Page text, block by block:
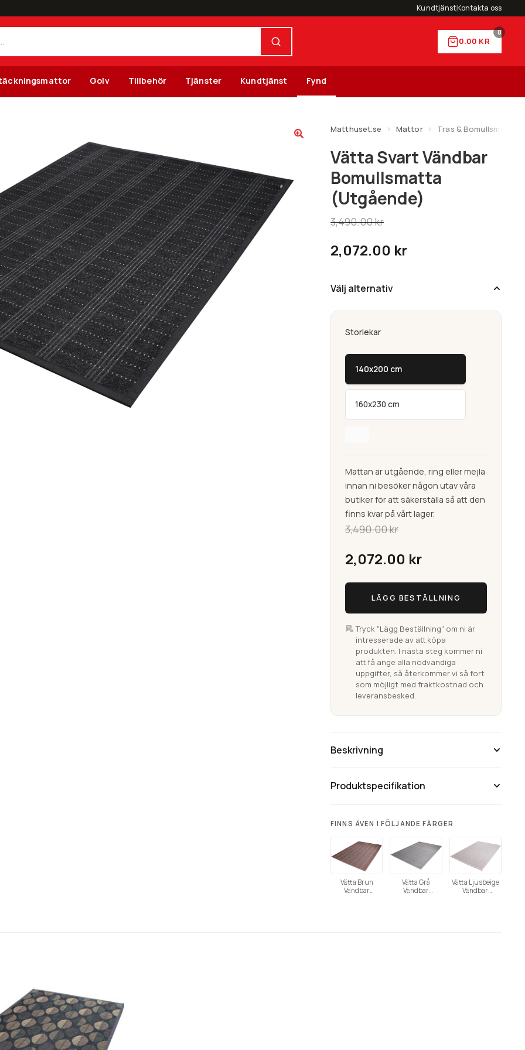
KundtjänstKontakta oss
0.00 KR
0
Golv Tillbehör Tjänster Kundtjänst Fynd
Matthuset.se Mattor Tras & Bomullsmattor
Vätta Svart Vändbar
Bomullsmatta
(Utgående)
3,490.00kr
2,072.00 kr
Välj alternativ
Storlekar
140x200 cm
160x230 cm
Mattan är utgående, ring eller mejla
innan ni besöker någon utav våra
butiker för att säkerställa så att den
finns kvar på vårt lager.
3,490.00kr
Det
ursprungliga
priset
var:
3,490.00 kr.
2,072.00 kr
Det
nuvarande
priset
är:
2,072.00 kr.
Vätta
Vändbar
Bomullsmatta
(Utgående)
mängd
LÄGG BESTÄLLNING
Tryck "Lägg Beställning" om ni är
intresserade av att köpa
produkten. I nästa steg kommer ni
att få ange alla nödvändiga
uppgifter, så återkommer vi så fort
som möjligt med fraktkostnad och
leveransbesked.
Beskrivning
Produktspecifikation
FINNS ÄVEN I FÖLJANDE FÄRGER
Vätta Brun
Vändbar
Vätta Grå
Vändbar
Vätta Ljusbeige
Vändbar